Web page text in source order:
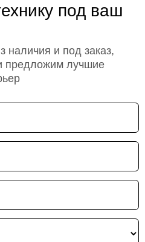
под ваш
наличия и под заказ,
предложим лучшие